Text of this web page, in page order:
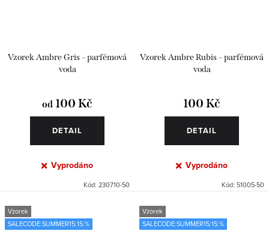
Vzorek Ambre Gris – parfémová
voda
od 100 Kč
DETAIL
Vyprodáno
Kód: 230710-50
Vzorek Ambre Rubis – parfémová
voda
100 Kč
DETAIL
Vyprodáno
Kód: 51005-50
Vzorek
SALECODE:SUMMER15:15:%
Vzorek
SALECODE:SUMMER15:15:%